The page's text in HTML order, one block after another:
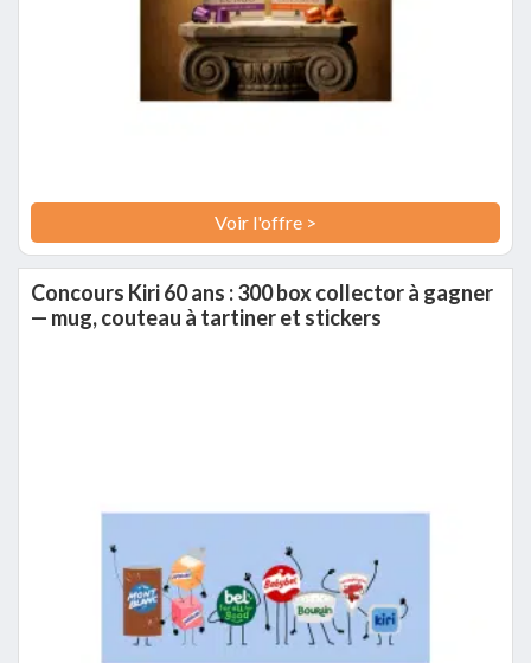
Voir l'offre >
Concours Kiri 60 ans : 300 box collector à gagner
— mug, couteau à tartiner et stickers